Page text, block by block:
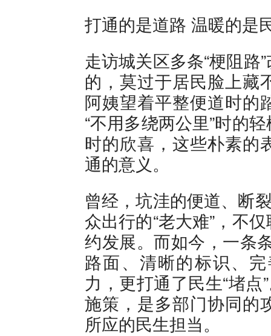
打通的是道路 温暖的是
走访城关区多条“梗阻路
的，莫过于居民脸上藏
阿姨望着平整便道时的
“不用多绕两公里”时的
时的欣喜，这些朴素的
通的意义。
曾经，坑洼的便道、断
众出行的“老大难”，不
约发展。而如今，一条
路面、清晰的标识、
力，更打通了民生“堵点
施策，是多部门协同的
所应的民生担当。